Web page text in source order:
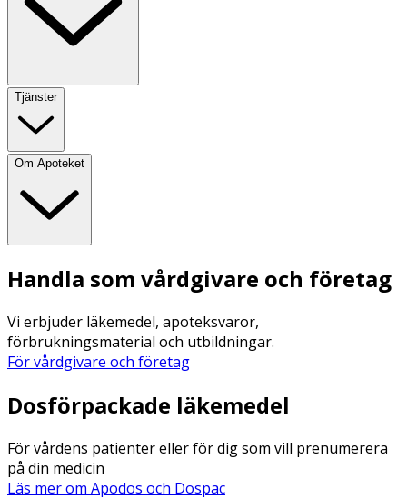
Tjänster
Om Apoteket
Handla som vårdgivare och företag
Vi erbjuder läkemedel, apoteksvaror,
förbrukningsmaterial och utbildningar.
För vårdgivare och företag
Dosförpackade läkemedel
För vårdens patienter eller för dig som vill prenumerera
på din medicin
Läs mer om Apodos och Dospac